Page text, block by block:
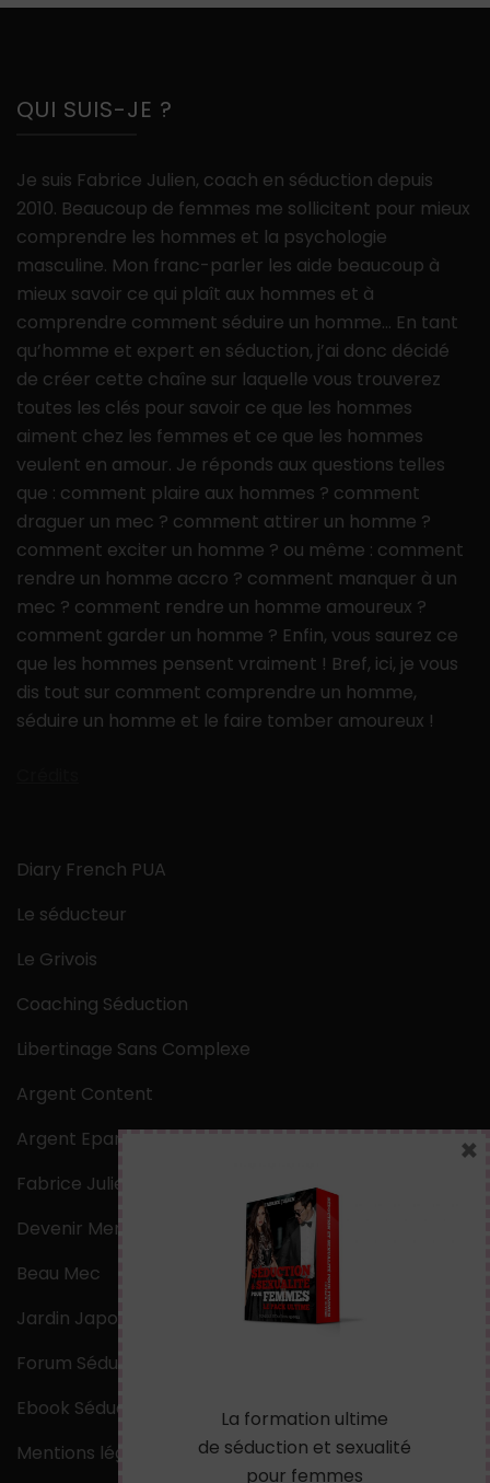
QUI SUIS-JE ?
Je suis Fabrice Julien, coach en séduction depuis
2010. Beaucoup de femmes me sollicitent pour mieux
comprendre les hommes et la psychologie
masculine. Mon franc-parler les aide beaucoup à
mieux savoir ce qui plaît aux hommes et à
comprendre comment séduire un homme… En tant
qu’homme et expert en séduction, j’ai donc décidé
de créer cette chaîne sur laquelle vous trouverez
toutes les clés pour savoir ce que les hommes
aiment chez les femmes et ce que les hommes
veulent en amour. Je réponds aux questions telles
que : comment plaire aux hommes ? comment
draguer un mec ? comment attirer un homme ?
comment exciter un homme ? ou même : comment
rendre un homme accro ? comment manquer à un
mec ? comment rendre un homme amoureux ?
comment garder un homme ? Enfin, vous saurez ce
que les hommes pensent vraiment ! Bref, ici, je vous
dis tout sur comment comprendre un homme,
séduire un homme et le faire tomber amoureux !
Diary French PUA
Le séducteur
Le Grivois
Coaching Séduction
Libertinage Sans Complexe
Argent Content
Argent Epargne
Fabrice Julien
Devenir Mentaliste
Beau Mec
Jardin Japonais Zen
Forum Séduction
Ebook Séduction
Mentions légales
La formation ultime
de séduction et sexualité
pour femmes
×